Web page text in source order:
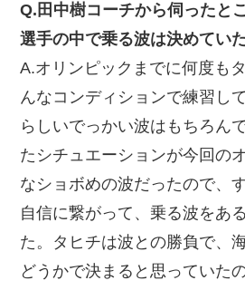
Q.田中樹コーチから伺ったと
選手の中で乗る波は決めてい
A.オリンピックまでに何度も
んなコンディションで練習し
らしいでっかい波はもちろん
たシチュエーションが今回の
なショボめの波だったので、
自信に繋がって、乗る波をあ
た。タヒチは波との勝負で、
どうかで決まると思っていた